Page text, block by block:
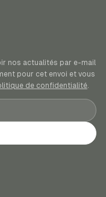
nos actualités par e-mail
pour cet envoi et vous
de confidentialité.